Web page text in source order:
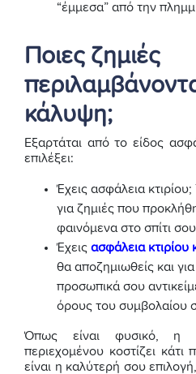
“έμμεσα” από την
Ποιες ζημιές
κάλυψη;
Εξαρτάται από το είδος
επιλέξει:
Έχεις ασφάλεια
για ζημιές που
φαινόμενα στο σπίτι
Έχεις ασφάλεια κτιρίου
θα αποζημιωθείς και για
προσωπικά σου
όρους του συμβολαίου
Όπως είναι φυσικό, η
περιεχομένου κοστίζει
είναι η καλύτερή σου